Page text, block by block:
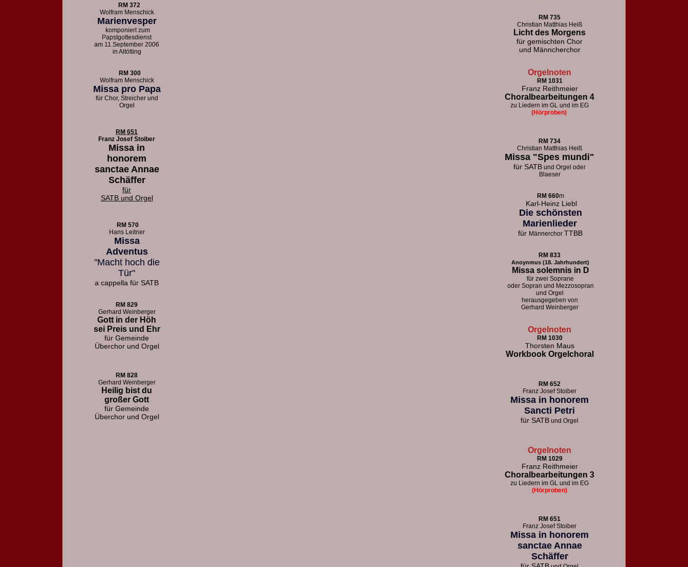
RM 372
Wolfram Menschick
Marienvesper
komponiert zum
Papstgottesdienst
am 11.September 2006
in Altötting
RM 300
Wolfram Menschick
Missa pro Papa
für Chor, Streicher und
Orgel
RM 651
Franz Josef Stoiber
Missa in
honorem
sanctae Annae
Schäffer
für
SATB und Orgel
RM 570
Hans Leitner
Missa
Adventus
"Macht hoch die
Tür"
a cappella für SATB
RM 829
Gerhard Weinberger
Gott in der Höh
sei Preis und Ehr
für Gemeinde
Überchor und Orgel
RM 828
Gerhard Weinberger
Heilig bist du
großer Gott
für Gemeinde
Überchor und Orgel
RM 735
Christian Matthias Heiß
Licht des Morgens
für gemischten Chor
und Männcherchor
Orgelnoten
RM 1031
Franz Reithmeier
Choralbearbeitungen 4
zu Liedern im GL und im EG
(Hörproben)
RM 734
Christian Matthias Heiß
Missa "Spes mundi"
für SATB und Orgel oder
Blaeser
RM 660m
Karl-Heinz Liebl
Die schönsten
Marienlieder
für Männerchor TTBB
RM 833
Anoynmus (18. Jahrhundert)
Missa solemnis in D
für zwei Soprane
oder Sopran und Mezzosopran
und Orgel
herausgegeben von
Gerhard Weinberger
Orgelnoten
RM 1030
Thorsten Maus
Workbook Orgelchoral
RM 652
Franz Josef Stoiber
Missa in honorem
Sancti Petri
für SATB und Orgel
Orgelnoten
RM 1029
Franz Reithmeier
Choralbearbeitungen 3
zu Liedern im GL und im EG
(Hörproben)
RM 651
Franz Josef Stoiber
Missa in honorem
sanctae Annae
Schäffer